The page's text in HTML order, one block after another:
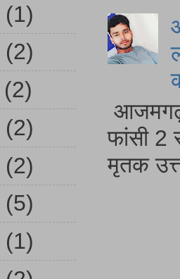
आजमगढ़
फांसी 2
मृतक
(1)
(2)
(2)
(2)
(2)
(5)
(1)